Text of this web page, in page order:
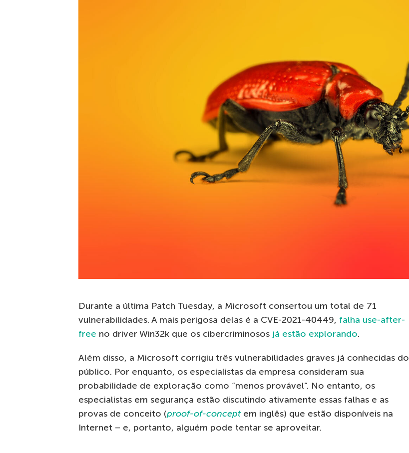
Durante a última Patch Tuesday, a Microsoft consertou um total de 71
vulnerabilidades. A mais perigosa delas é a CVE-2021-40449, falha use-after-
free no driver Win32k que os cibercriminosos já estão explorando.
Além disso, a Microsoft corrigiu três vulnerabilidades graves já conhecidas do
público. Por enquanto, os especialistas da empresa consideram sua
probabilidade de exploração como “menos provável”. No entanto, os
especialistas em segurança estão discutindo ativamente essas falhas e as
provas de conceito (proof-of-conceptem inglês) que estão disponíveis na
Internet – e, portanto, alguém pode tentar se aproveitar.